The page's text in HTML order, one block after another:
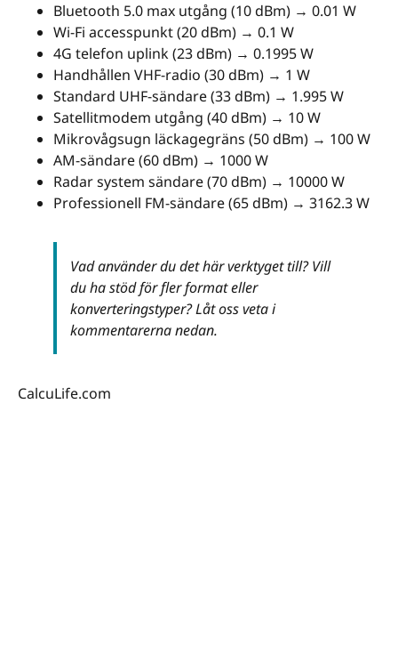
Bluetooth 5.0 max utgång (10 dBm) → 0.01 W
Wi-Fi accesspunkt (20 dBm) → 0.1 W
4G telefon uplink (23 dBm) → 0.1995 W
Handhållen VHF-radio (30 dBm) → 1 W
Standard UHF-sändare (33 dBm) → 1.995 W
Satellitmodem utgång (40 dBm) → 10 W
Mikrovågsugn läckagegräns (50 dBm) → 100 W
AM-sändare (60 dBm) → 1000 W
Radar system sändare (70 dBm) → 10000 W
Professionell FM-sändare (65 dBm) → 3162.3 W
Vad använder du det här verktyget till? Vill
du ha stöd för fler format eller
konverteringstyper? Låt oss veta i
kommentarerna nedan.
CalcuLife.com